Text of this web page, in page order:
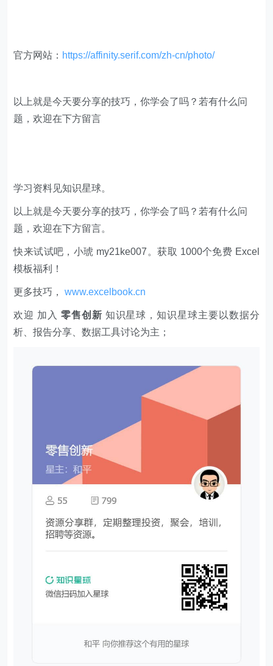
官方网站： https://affinity.serif.com/zh-cn/photo/
以上就是今天要分享的技巧，你学会了吗？若有什么问
题，欢迎在下方留言
学习资料见知识星球。
以上就是今天要分享的技巧，你学会了吗？若有什么问
题，欢迎在下方留言。
快来试试吧，小琥 my21ke007。获取 1000个免费 Excel
模板福利​​​​！
更多技巧，www.excelbook.cn
欢迎 加入 零售创新 知识星球，知识星球主要以数据分
析、报告分享、数据工具讨论为主；